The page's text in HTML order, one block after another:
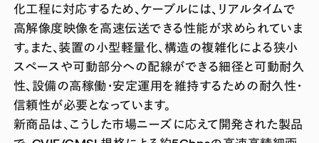
化工程に対応するため、ケーブルには、リアルタイムで
高解像度映像を高速伝送できる性能が求められていま
す。また、装置の小型軽量化、構造の複雑化による狭小
スペースや可動部分への配線ができる細径と可動耐久
性、設備の高稼働・安定運用を維持するための耐久性・
信頼性が必要となっています。
新商品は、こうした市場ニーズに応えて開発された製品